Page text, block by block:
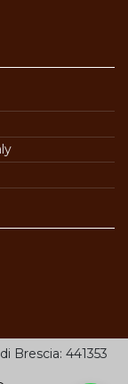
Brescia: 441353